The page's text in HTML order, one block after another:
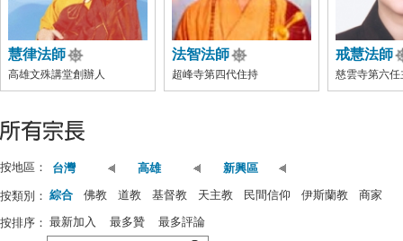
慧律法師
高雄文殊講堂創辦人
法智法師
超峰寺第四代住持
戒慧法師
慈雲寺第六任
按地區： 台灣 高雄 新興區
按類別： 綜合 佛教 道教 基督教 天主教 民間信仰 伊斯蘭教 商家
按排序： 最新加入 最多贊
最多評論